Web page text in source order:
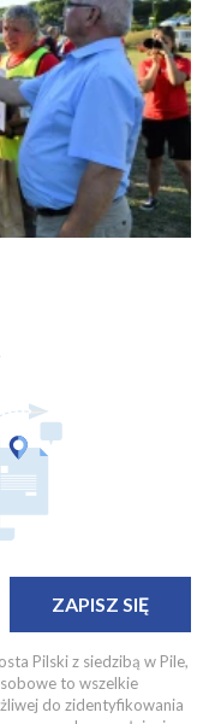
ZAPISZ SIĘ
Pilski z siedzibą w Pile,
to wszelkie
do zidentyfikowania